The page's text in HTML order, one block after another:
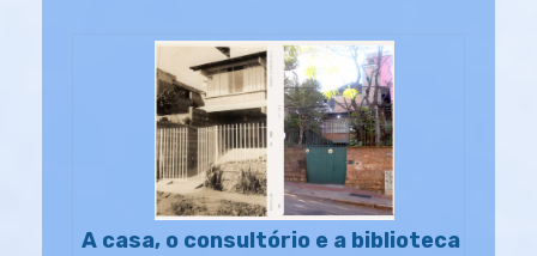
A casa, o consultório e a biblioteca